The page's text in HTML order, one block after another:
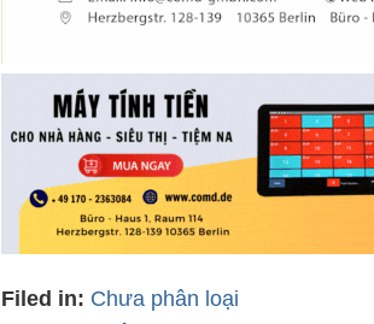
Filed in: Chưa phân loại